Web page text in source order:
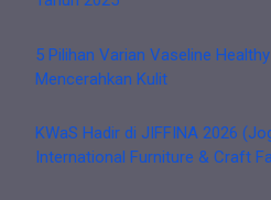
5 Pilihan Varian Vaseline
Mencerahkan Kulit
KWaS Hadir di JIFFINA 2026
International Furniture & Craft